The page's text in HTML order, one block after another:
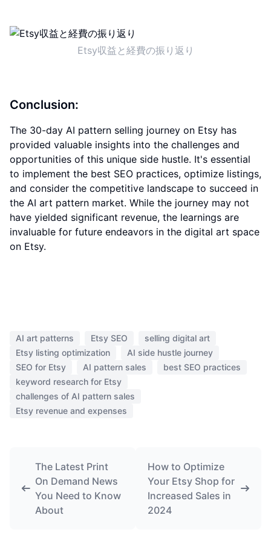
Etsy収益と経費の振り返り
Conclusion:
The 30-day AI pattern selling journey on Etsy has
provided valuable insights into the challenges and
opportunities of this unique side hustle. It's essential
to implement the best SEO practices, optimize listings,
and consider the competitive landscape to succeed in
the AI art pattern market. While the journey may not
have yielded significant revenue, the learnings are
invaluable for future endeavors in the digital art space
on Etsy.
AI art patterns Etsy SEO
selling digital art
Etsy listing optimization
AI side hustle journey
SEO for Etsy
AI pattern sales
best SEO practices
keyword research for Etsy
challenges of AI pattern sales
Etsy revenue and expenses
The Latest Print
On Demand News
You Need to Know
About
How to Optimize
Your Etsy Shop for
Increased Sales in
2024